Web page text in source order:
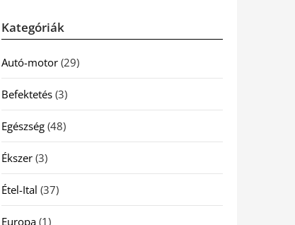
Kategóriák
Autó-motor(29)
Befektetés(3)
Egészség(48)
Ékszer(3)
Étel-Ital (37)
Europa(1)